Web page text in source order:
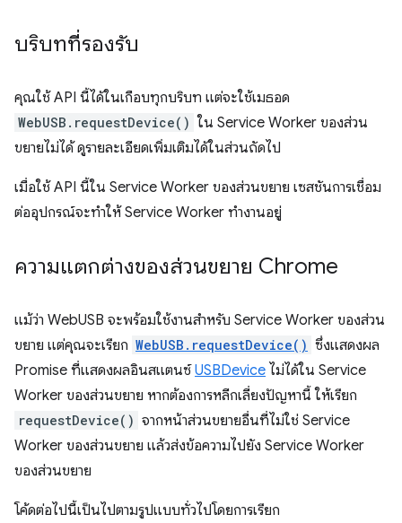
บริบทที่รองรับ
คุณใช้ API นี้ได้ในเกือบทุกบริบท แต่จะใช้เมธอด
WebUSB.requestDevice() ใน Service Worker ของส่วน
ขยายไม่ได้ ดูรายละเอียดเพิ่มเติมได้ในส่วนถัดไป
เมื่อใช้ API นี้ใน Service Worker ของส่วนขยาย เซสชันการเชื่อม
ต่ออุปกรณ์จะทำให้ Service Worker ทำงานอยู่
ความแตกต่างของส่วนขยาย Chrome
แม้ว่า WebUSB จะพร้อมใช้งานสำหรับ Service Worker ของส่วน
ขยาย แต่คุณจะเรียก WebUSB.requestDevice() ซึ่งแสดงผล
Promise ที่แสดงผลอินสแตนซ์USBDevice ไม่ได้ใน Service
Worker ของส่วนขยาย หากต้องการหลีกเลี่ยงปัญหานี้ ให้เรียก
requestDevice() จากหน้าส่วนขยายอื่นที่ไม่ใช่ Service
Worker ของส่วนขยาย แล้วส่งข้อความไปยัง Service Worker
ของส่วนขยาย
โค้ดต่อไปนี้เป็นไปตามรูปแบบทั่วไปโดยการเรียก